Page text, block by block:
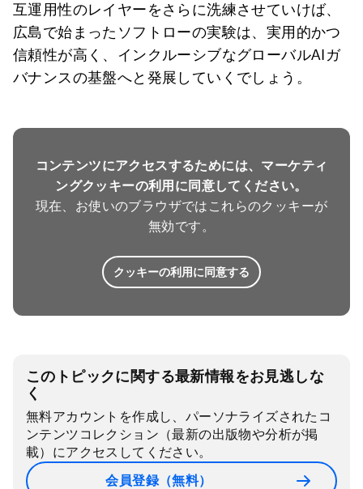
互運用性のレイヤーをさらに洗練させていけば、
広島で始まったソフトローの実験は、実用的かつ
信頼性が高く、インクルーシブなグローバルAIガ
バナンスの基盤へと発展していくでしょう。
コンテンツにアクセスするためには、マーケティ
ングクッキーの利用に同意してください。
現在、お使いのブラウザではこれらのクッキーが
無効です。
クッキーの利用に同意する
このトピックに関する最新情報をお見逃しな
く
無料アカウントを作成し、パーソナライズされたコ
ンテンツコレクション（最新の出版物や分析が掲
載）にアクセスしてください。
会員登録（無料）